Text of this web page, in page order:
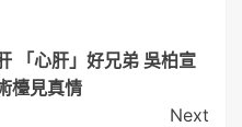
「心肝」好兄弟 吳柏宣
檯見真情
Next